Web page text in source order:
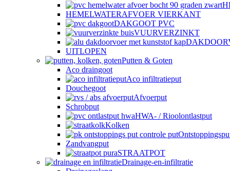
HEMELWATERAFVOER VIERKANT
DAKGOOT PVC
VUURVERZINKT
UITLOPEN
Putten & Goten
Aco draingoot
Aco infiltratieput
Douchegoot
Afvoerput
Schrobput
HWA- / Rioolontlastput
Kolken
Zandvangput
STRAATPOT
Drainage-en-infiltratie